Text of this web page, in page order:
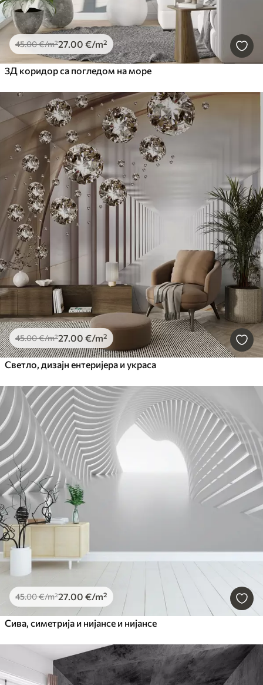
45.00€/m²27 .00 €/m²
3Д коридор са погледом на море
45.00€/m²27 .00 €/m²
Светло, дизајн ентеријера и украса
45.00€/m²27.00 €/m²
Сива, симетрија и нијансе и нијансе